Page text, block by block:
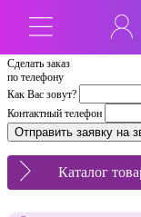
Сделать заказ
по телефону
Как Вас зовут?
Контактный телефон
Каталог